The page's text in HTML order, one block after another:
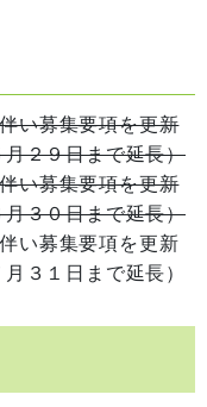
い募集要項を更新
２９日まで延長）
い募集要項を更新
３０日まで延長）
い募集要項を更新
３１日まで延長）